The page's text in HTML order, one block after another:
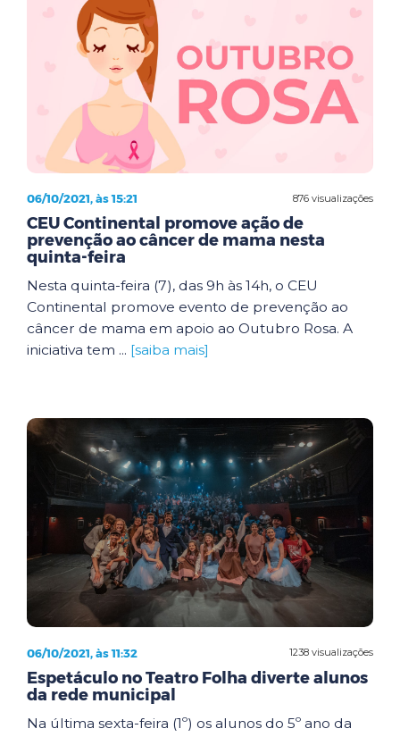
876 visualizações
06/10/2021, às 15:21
CEU Continental promove ação de
prevenção ao câncer de mama nesta
quinta-feira
Nesta quinta-feira (7), das 9h às 14h, o CEU
Continental promove evento de prevenção ao
câncer de mama em apoio ao Outubro Rosa. A
iniciativa tem ... [saiba mais]
1238 visualizações
06/10/2021, às 11:32
Espetáculo no Teatro Folha diverte alunos
da rede municipal
Na última sexta-feira (1º) os alunos do 5º ano da